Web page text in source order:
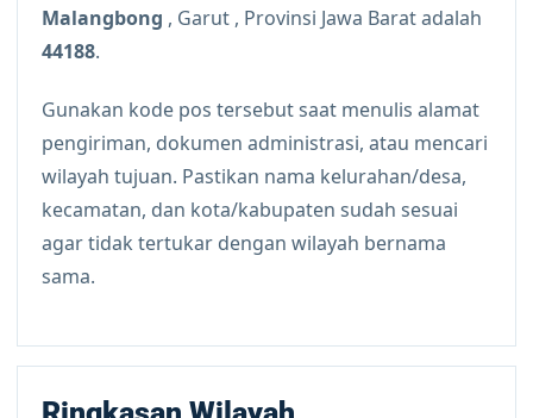
Malangbong , Garut , Provinsi Jawa Barat adalah
44188.
Gunakan kode pos tersebut saat menulis alamat
pengiriman, dokumen administrasi, atau mencari
wilayah tujuan. Pastikan nama kelurahan/desa,
kecamatan, dan kota/kabupaten sudah sesuai
agar tidak tertukar dengan wilayah bernama
sama.